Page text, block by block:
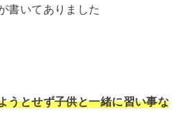
書いてありました
うとせず子供と一緒に習い事な